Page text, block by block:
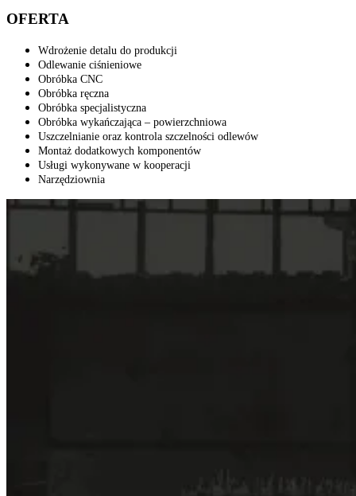
OFERTA
Wdrożenie detalu do produkcji
Odlewanie ciśnieniowe
Obróbka CNC
Obróbka ręczna
Obróbka specjalistyczna
Obróbka wykańczająca – powierzchniowa
Uszczelnianie oraz kontrola szczelności odlewów
Montaż dodatkowych komponentów
Usługi wykonywane w kooperacji
Narzędziownia